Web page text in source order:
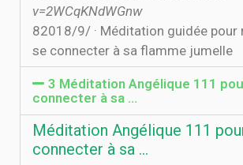
v=2WCqKNdWGnw
8‏‏/9‏‏/2018 · Méditation guidée pour ressentir et
se connecter à sa flamme jumelle
3 Méditation Angélique 111
connecter à sa …
Méditation Angélique 111
connecter à sa …